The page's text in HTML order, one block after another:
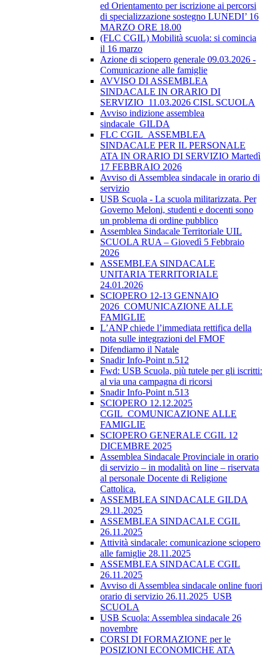
ed Orientamento per iscrizione ai percorsi
di specializzazione sostegno LUNEDI’ 16
MARZO ORE 18.00
(FLC CGIL) Mobilità scuola: si comincia
il 16 marzo
Azione di sciopero generale 09.03.2026 -
Comunicazione alle famiglie
AVVISO DI ASSEMBLEA
SINDACALE IN ORARIO DI
SERVIZIO_11.03.2026 CISL SCUOLA
Avviso indizione assemblea
sindacale_GILDA
FLC CGIL_ASSEMBLEA
SINDACALE PER IL PERSONALE
ATA IN ORARIO DI SERVIZIO Martedì
17 FEBBRAIO 2026
Avviso di Assemblea sindacale in orario di
servizio
USB Scuola - La scuola militarizzata. Per
Governo Meloni, studenti e docenti sono
un problema di ordine pubblico
Assemblea Sindacale Territoriale UIL
SCUOLA RUA – Giovedì 5 Febbraio
2026
ASSEMBLEA SINDACALE
UNITARIA TERRITORIALE
24.01.2026
SCIOPERO 12-13 GENNAIO
2026_COMUNICAZIONE ALLE
FAMIGLIE
L’ANP chiede l’immediata rettifica della
nota sulle integrazioni del FMOF
Difendiamo il Natale
Snadir Info-Point n.512
Fwd: USB Scuola, più tutele per gli iscritti:
al via una campagna di ricorsi
Snadir Info-Point n.513
SCIOPERO 12.12.2025
CGIL_COMUNICAZIONE ALLE
FAMIGLIE
SCIOPERO GENERALE CGIL 12
DICEMBRE 2025
Assemblea Sindacale Provinciale in orario
di servizio – in modalità on line – riservata
al personale Docente di Religione
Cattolica.
ASSEMBLEA SINDACALE GILDA
29.11.2025
ASSEMBLEA SINDACALE CGIL
26.11.2025
Attività sindacale: comunicazione sciopero
alle famiglie 28.11.2025
ASSEMBLEA SINDACALE CGIL
26.11.2025
Avviso di Assemblea sindacale online fuori
orario di servizio 26.11.2025_USB
SCUOLA
USB Scuola: Assemblea sindacale 26
novembre
CORSI DI FORMAZIONE per le
POSIZIONI ECONOMICHE ATA